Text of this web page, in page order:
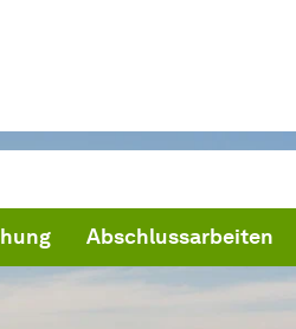
Abschlussarbeiten